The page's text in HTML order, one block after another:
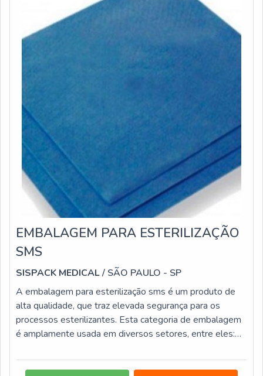
EMBALAGEM PARA ESTERILIZAÇÃO
SMS
SISPACK MEDICAL/ SÃO PAULO - SP
A embalagem para esterilização sms é um produto de
alta qualidade, que traz elevada segurança para os
processos esterilizantes. Esta categoria de embalagem
é amplamente usada em diversos setores, entre eles:
médicas e odontológicas; Centro de veterinária;